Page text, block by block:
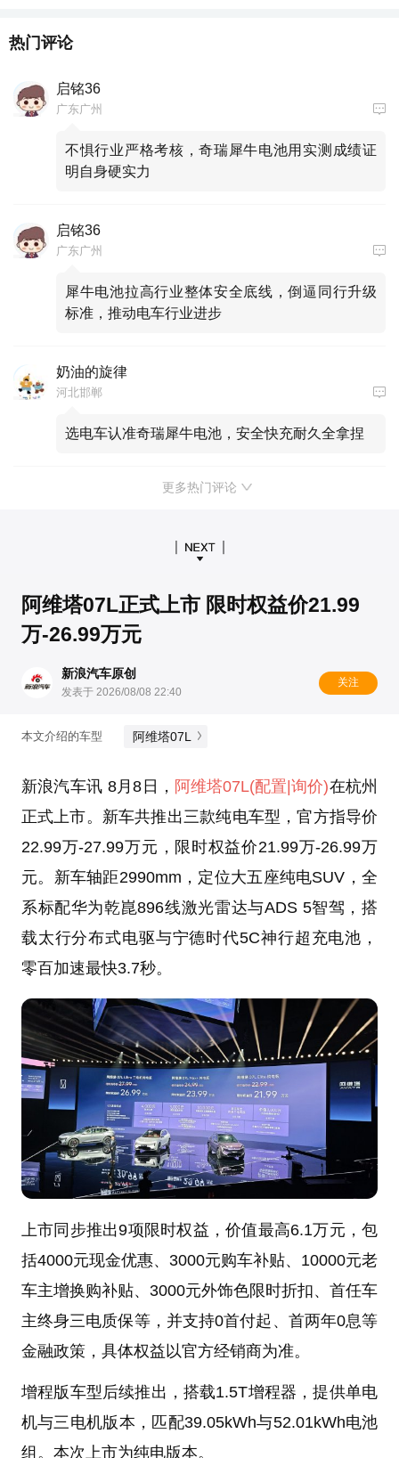
热门评论
启铭36
广东广州
不惧行业严格考核，奇瑞犀牛电池用实测成绩证
明自身硬实力
启铭36
广东广州
犀牛电池拉高行业整体安全底线，倒逼同行升级
标准，推动电车行业进步
奶油的旋律
河北邯郸
选电车认准奇瑞犀牛电池，安全快充耐久全拿捏
更多热门评论
阿维塔07L正式上市 限时权益价21.99
万-26.99万元
新浪汽车原创
发表于 2026/08/08 22:40
关注
本文介绍的车型 阿维塔07L
新浪汽车讯 8月8日， 阿维塔07L(配置|询价)在杭州
正式上市。新车共推出三款纯电车型，官方指导价
22.99万-27.99万元，限时权益价21.99万-26.99万
元。新车轴距2990mm，定位大五座纯电SUV，全
系标配华为乾崑896线激光雷达与ADS 5智驾，搭
载太行分布式电驱与宁德时代5C神行超充电池，
零百加速最快3.7秒。
上市同步推出9项限时权益，价值最高6.1万元，包
括4000元现金优惠、3000元购车补贴、10000元老
车主增换购补贴、3000元外饰色限时折扣、首任车
主终身三电质保等，并支持0首付起、首两年0息等
金融政策，具体权益以官方经销商为准。
增程版车型后续推出，搭载1.5T增程器，提供单电
机与三电机版本，匹配39.05kWh与52.01kWh电池
组。本次上市为纯电版本。